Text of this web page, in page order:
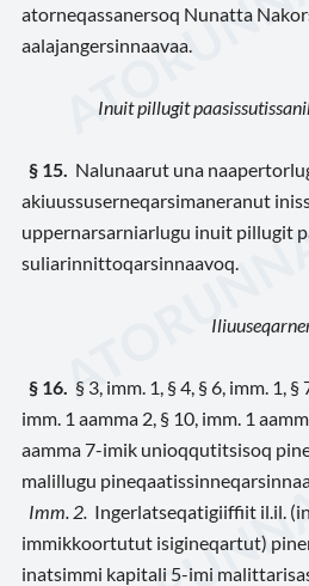
atorneqassanersoq Nunatta
aalajangersinnaavaa.
Inuit pillugit
§ 15. Nalunaarut una
akiuussuserneqarsimaneranut
uppernarsarniarlugu inuit pillugit
suliarinnittoqarsinnaavoq.
§ 16. § 3, imm. 1, § 4, § 6, imm. 1, §
imm. 1 aamma 2, § 10, imm. 1
aamma 7-imik unioqqutitsisoq
malillugu
Imm. 2. Ingerlatseqatigiiffiit il.il.
immikkoortutut isigineqartut)
inatsimmi kapitali 5-imi